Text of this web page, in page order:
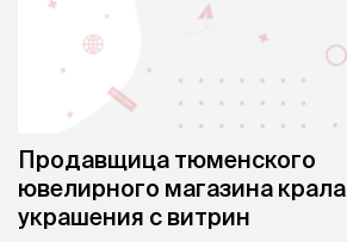
Продавщица тюменского
ювелирного магазина крала
украшения с витрин